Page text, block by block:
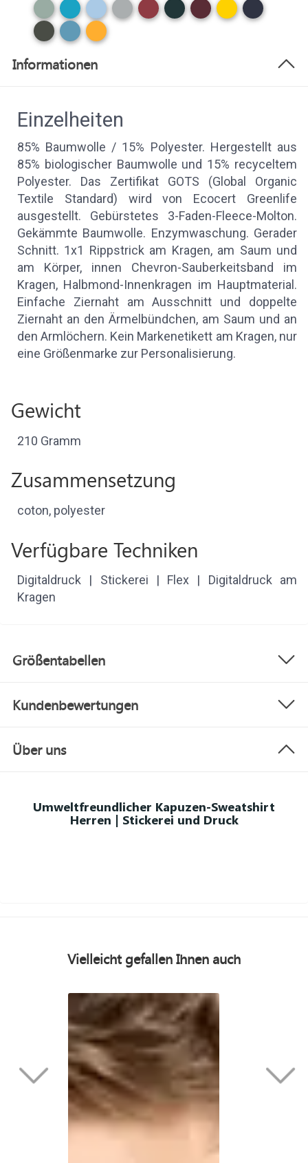
Informationen
Einzelheiten
85% Baumwolle / 15% Polyester. Hergestellt aus
85% biologischer Baumwolle und 15% recyceltem
Polyester. Das Zertifikat GOTS (Global Organic
Textile Standard) wird von Ecocert Greenlife
ausgestellt. Gebürstetes 3-Faden-Fleece-Molton.
Gekämmte Baumwolle. Enzymwaschung. Gerader
Schnitt. 1x1 Rippstrick am Kragen, am Saum und
am Körper, innen Chevron-Sauberkeitsband im
Kragen, Halbmond-Innenkragen im Hauptmaterial.
Einfache Ziernaht am Ausschnitt und doppelte
Ziernaht an den Ärmelbündchen, am Saum und an
den Armlöchern. Kein Markenetikett am Kragen, nur
eine Größenmarke zur Personalisierung.
Gewicht
210 Gramm
Zusammensetzung
coton, polyester
Verfügbare Techniken
Digitaldruck | Stickerei | Flex | Digitaldruck am
Kragen
Größentabellen
Kundenbewertungen
Über uns
Umweltfreundlicher Kapuzen-Sweatshirt
Herren | Stickerei und Druck
Vielleicht gefallen Ihnen auch